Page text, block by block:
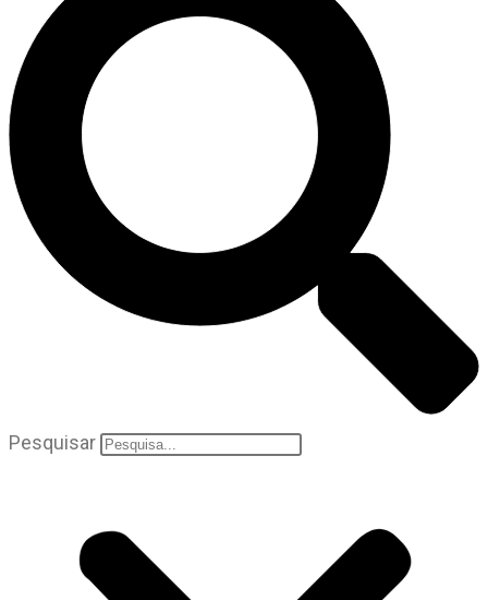
Pesquisar